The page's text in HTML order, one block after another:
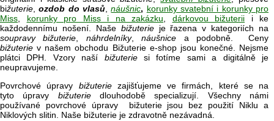
bižuterie ,ozdob do vlasů ,náušnic, korunky svatební i korunky pro
Miss
korunky pro Miss i na zakázku dárkovou bižuterii i ke
každodennímu nošení. Naše bižuterieje řazena v kategoriích na
soupravy bižuterie
náhrdelníky,náušnice a podobně. Ceny
bižuterie v našem obchodu Bižuterie e-shop jsou konečné. Nejsme
plátci DPH. Vzory naší bižuteriesi fotíme sami a digitálně je
neupravujeme.
Povrchové úpravy bižuteriezajišťujeme ve firmách, které se na
tyto úpravy bižuteriedlouhodobě specializují. Všechny námi
používané povrchové úpravy bižuterie jsou bez použití Niklu a
Niklových slitin. Naše bižuterie je zdravotně nezávadná.